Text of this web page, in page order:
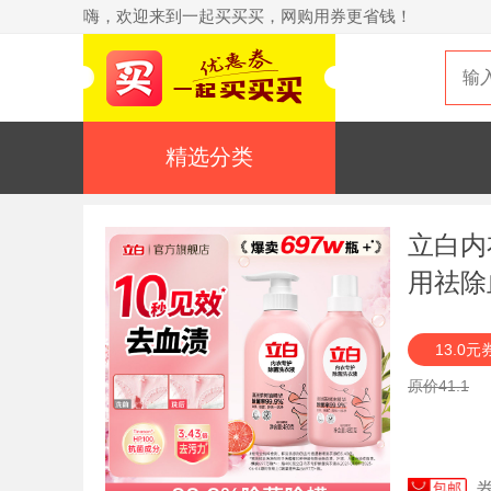
嗨，欢迎来到一起买买买，网购用券更省钱！
精选分类
立白
用祛
13.0元
原价41.1